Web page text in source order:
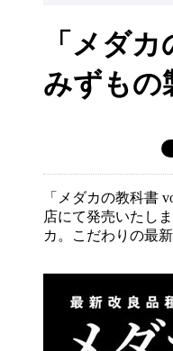
「メダ
みずもの
「メダカの教科書
店にて発売いたし
カ。こだわりの最